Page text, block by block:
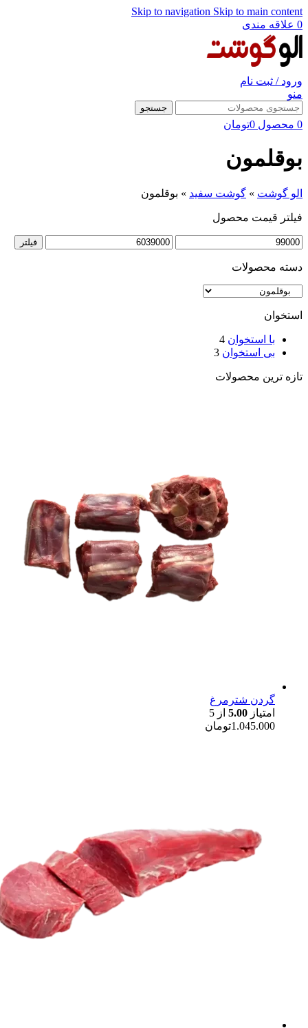
Skip to navigation Skip to main content
0 علاقه مندی
ورود / ثبت نام
منو
جستجو
0 محصول 0تومان
بوقلمون
الو گوشت » گوشت سفید » بوقلمون
فیلتر قیمت محصول
حداقل
حداکثر
فیلتر
دسته محصولات
استخوان
با استخوان 4
بی استخوان 3
تازه ترین محصولات
گردن شترمرغ
امتیاز 5.00 از 5
1.045.000تومان